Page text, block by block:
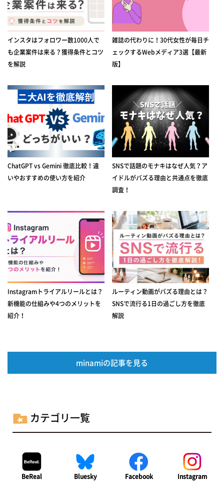
インスタはフォロワー数1000人で
も企業案件は来る？獲得条件とコツ
を解説
雑誌の代わりに！30代女性が毎日チ
ェックするWebメディア3選【最新
版】
ChatGPT vs Gemini 徹底比較！違
いやおすすめの使い方を紹介
SNSで話題のモナキはなぜ人気？ア
イドルがバズる理由と共通点を徹底
調査！
Instagramトライアルリールとは？
新機能の仕組みや4つのメリットを
紹介！
ルーティン動画がバズる理由とは？
SNSで流行る1日の過ごし方を徹底
解説
minamiの記事を見る
カテゴリ一覧
BeReal Bluesky Facebook Instagram